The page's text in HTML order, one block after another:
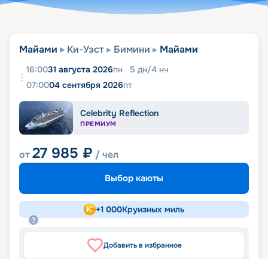
Майами Ки-Уэст Бимини Майами
16:0031 августа 2026пн 5 дн/4 нч
07:0004 сентября 2026пт
Celebrity Reflection
ПРЕМИУМ
от27 985 ₽ / чел
Выбор каюты
+1 000Круизных миль
Добавить в избранное